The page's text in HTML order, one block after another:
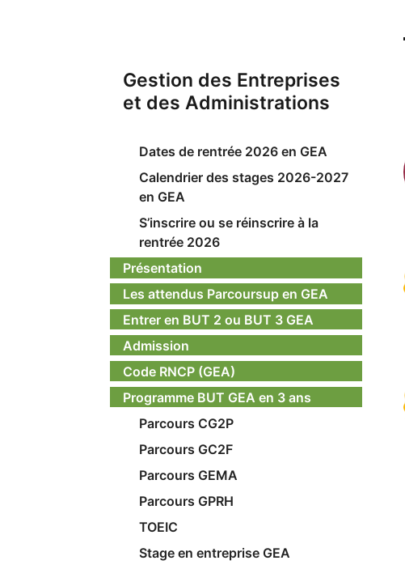
Gestion des Entreprises
et des Administrations
Dates de rentrée 2026 en GEA
Calendrier des stages 2026-2027
en GEA
S’inscrire ou se réinscrire à la
rentrée 2026
Présentation
Les attendus Parcoursup en GEA
Entrer en BUT 2 ou BUT 3 GEA
Admission
Code RNCP (GEA)
Programme BUT GEA en 3 ans
Parcours CG2P
Parcours GC2F
Parcours GEMA
Parcours GPRH
TOEIC
Stage en entreprise GEA